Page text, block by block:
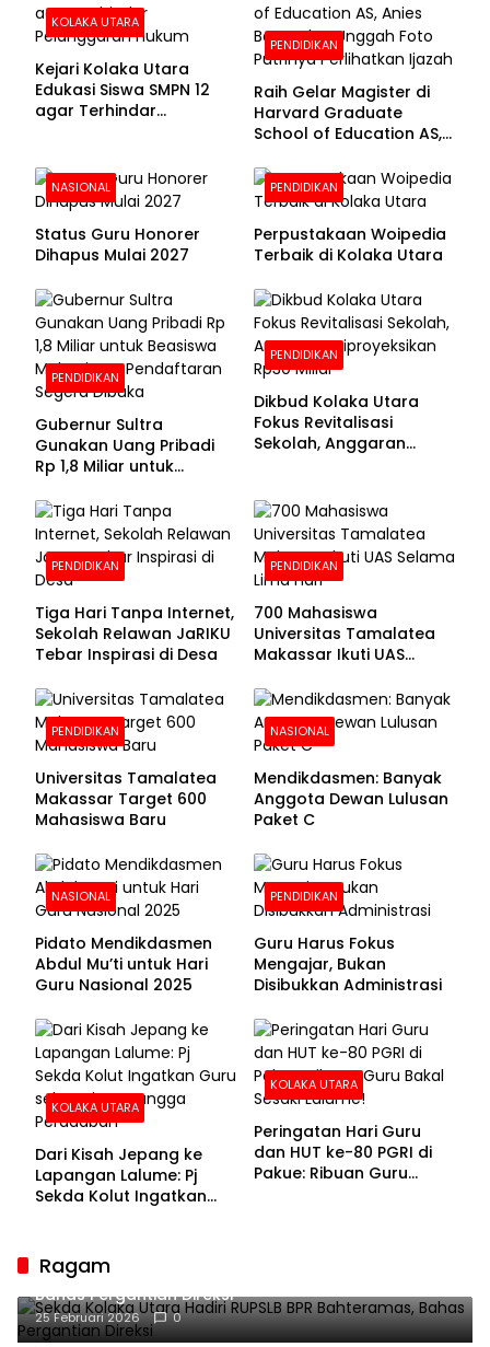
KOLAKA UTARA
Kejari Kolaka Utara
Edukasi Siswa SMPN 12
agar Terhindar
PENDIDIKAN
Raih Gelar Magister di
Harvard Graduate
School of Education AS,
Foto Putrinya Perlihatkan
Ijazah
NASIONAL
Status Guru Honorer
Dihapus Mulai 2027
PENDIDIKAN
Perpustakaan Woipedia
Terbaik di Kolaka Utara
PENDIDIKAN
Gubernur Sultra
Gunakan Uang Pribadi
Rp 1,8 Miliar untuk
Pendaftaran Segera
Dibuka
PENDIDIKAN
Dikbud Kolaka Utara
Fokus Revitalisasi
Sekolah, Anggaran
PENDIDIKAN
Tiga Hari Tanpa Internet,
Sekolah Relawan JaRIKU
Tebar Inspirasi di Desa
PENDIDIKAN
700 Mahasiswa
Universitas Tamalatea
Makassar Ikuti UAS
PENDIDIKAN
Universitas Tamalatea
Makassar Target 600
Mahasiswa Baru
NASIONAL
Mendikdasmen: Banyak
Anggota Dewan Lulusan
Paket C
NASIONAL
Pidato Mendikdasmen
Abdul Mu’ti untuk Hari
Guru Nasional 2025
PENDIDIKAN
Guru Harus Fokus
Mengajar, Bukan
Disibukkan Administrasi
KOLAKA UTARA
Dari Kisah Jepang ke
Lapangan Lalume: Pj
Sekda Kolut Ingatkan
KOLAKA UTARA
Peringatan Hari Guru
dan HUT ke-80 PGRI di
Pakue: Ribuan Guru
Ragam
Sekda Kolaka Utara Hadiri RUPSLB BPR Bahteramas,
Bahas Pergantian Direksi
25 Februari 2026 0